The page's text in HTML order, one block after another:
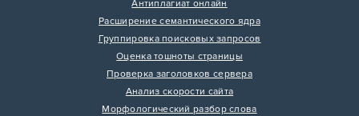
Антиплагиат онлайн
Расширение семантического ядра
Группировка поисковых запросов
Оценка тошноты страницы
Проверка заголовков сервера
Анализ скорости сайта
Морфологический разбор слова